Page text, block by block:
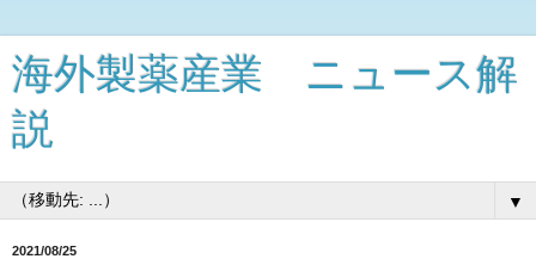
海外製薬産業 ニュース解
説
▼
2021/08/25